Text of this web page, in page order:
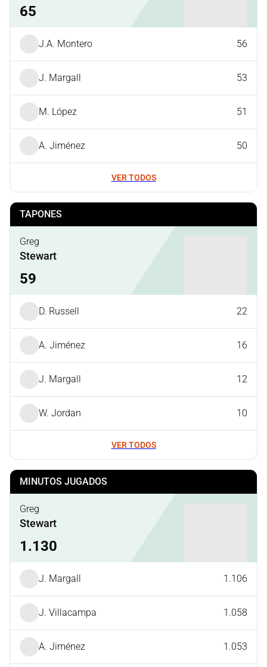
65
J.A. Montero 56
J. Margall 53
M. López 51
A. Jiménez 50
VER TODOS
TAPONES
Greg
Stewart
59
D. Russell 22
A. Jiménez 16
J. Margall 12
W. Jordan 10
VER TODOS
MINUTOS JUGADOS
Greg
Stewart
1.130
J. Margall 1.106
J. Villacampa 1.058
A. Jiménez 1.053